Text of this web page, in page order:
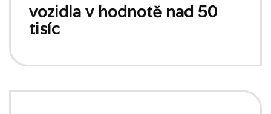
vozidla v hodnotě nad 50
tisíc